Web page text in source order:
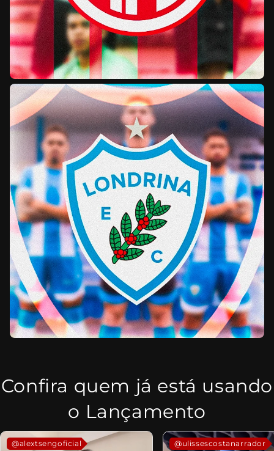
Confira quem já está usando
o Lançamento
@alextsengoficial @ulissescostanarrador